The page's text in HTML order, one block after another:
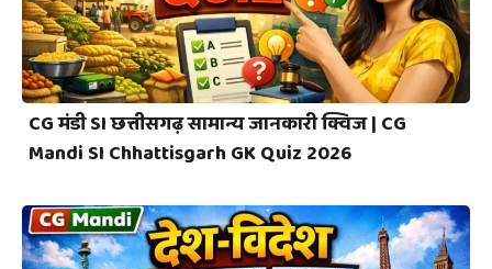
CG मंडी SI छत्तीसगढ़ सामान्य जानकारी क्विज | CG
Mandi SI Chhattisgarh GK Quiz 2026